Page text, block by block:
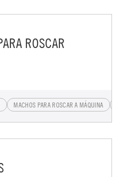
ROSCAR
MACHOS PARA ROSCAR A MÁQUINA